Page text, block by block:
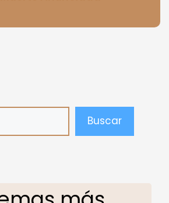
Buscar